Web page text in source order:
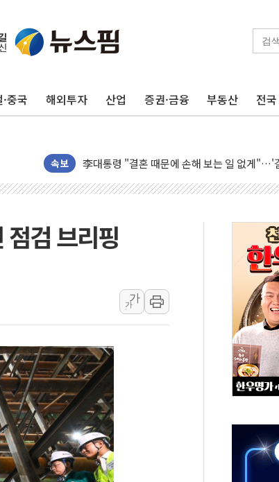
중국 해외투자 산업 증권·금융 부동산 전국
속보
이번주 국내 주요 금융일정(8.10~8.14)
美, 이란전 출구전략 만지작…공습 한계·탄
폐기물 수거하다 참변…60대 환경미화원 수
서울 중랑구 주택가서 흉기 난동…60대 남성
여수 오동도 인근 해상서 모터보트 전복…1명
추미애, '위안부' 피해자 기림의 날 참석..."국
인천서 말다툼 중 어머니 흉기 살해 10대 아들
'화합' 꺼낸 김민석에 '뻔뻔' 받아친 정청래…
李대통령, ISA 개편 재검토 지시…與 "적극
동해중부 전 해상 풍랑주의보…10일까지 최
연일 폭염에 온열질환 사망 23명…정부, 비상
中 전방위 아파트 부양, 수도 베이징도 부동산
인제 용대리 계곡서 수위 상승으로 피서객 7
동해시, 11~14일 '별똥별 멍' 운영…페르세우
강원 중·남부 동해안 시간당 50mm 이상 폭
청양 밭에서 일하던 90대 숨져…온열질환 여부
폭염에 車 운전면허 기능시험 오전 집중 편성
검 브리핑
가
가